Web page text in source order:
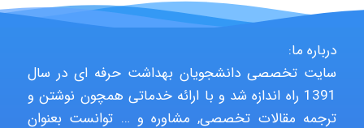
USER124
malekf
درباره ما:
سایت تخصصی دانشجویان بهداشت حرفه ای در سال
1391 راه اندازه شد و با ارائه خدماتی همچون نوشتن و
ترجمه مقالات تخصصی, مشاوره و … توانست بعنوان